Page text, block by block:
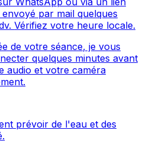
par mail quelques
Vérifiez votre heure locale.
de votre séance, je vous
quelques minutes avant
audio et votre caméra
prévoir de l'eau et des